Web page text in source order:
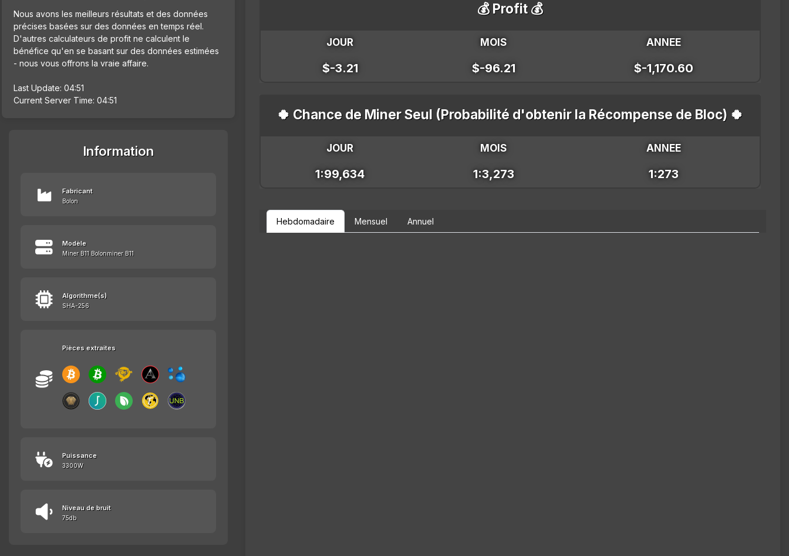
Nous avons les meilleurs résultats et des données
précises basées sur des données en temps réel.
D'autres calculateurs de profit ne calculent le
bénéfice qu'en se basant sur des données estimées
- nous vous offrons la vraie affaire.
Last Update: 04:51
Current Server Time: 04:51
Information
Fabricant
Bolon
Modèle
Miner B11 Bolonminer B11
Algorithme(s)
SHA-256
Pièces extraites
Puissance
3300W
Niveau de bruit
75db
💰 Profit 💰
JOUR MOIS ANNEE
$-3.21 $-96.21 $-1,170.60
🍀 Chance de Miner Seul (Probabilité d'obtenir la Récompense de Bloc) 🍀
JOUR MOIS ANNEE
1:99,634 1:3,273 1:273
Hebdomadaire Mensuel Annuel